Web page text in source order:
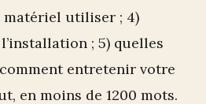
matériel utiliser ; 4)
; 5) quelles
entretenir votre
en moins de 1200 mots.